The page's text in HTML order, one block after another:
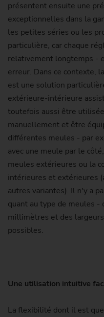
présentent ensuite une
exceptionnelles dans la
les petites séries ou les
particulière, car chaque
relativement longtemps -
erreur. Dans ce contexte,
est une solution
extérieure-intérieure
toutefois aussi être
manuellement et être
différentes meules - par
avec une meule par le
meules extérieures ou la
intérieures et extérieures
autres variantes). Il n'y a
quant au type de meules
millimètres et des
possibles.
Une utilisation intuitive
La flexibilité dont il est